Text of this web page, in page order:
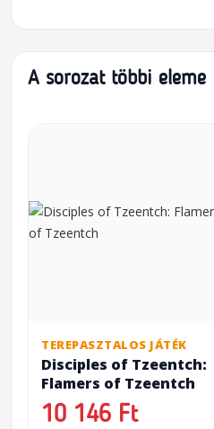
A sorozat többi eleme
TEREPASZTALOS JÁTÉK
Disciples of Tzeentch:
Flamers of Tzeentch
10 146 Ft